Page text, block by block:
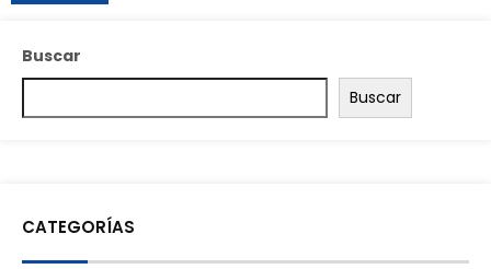
Buscar
Buscar
CATEGORÍAS